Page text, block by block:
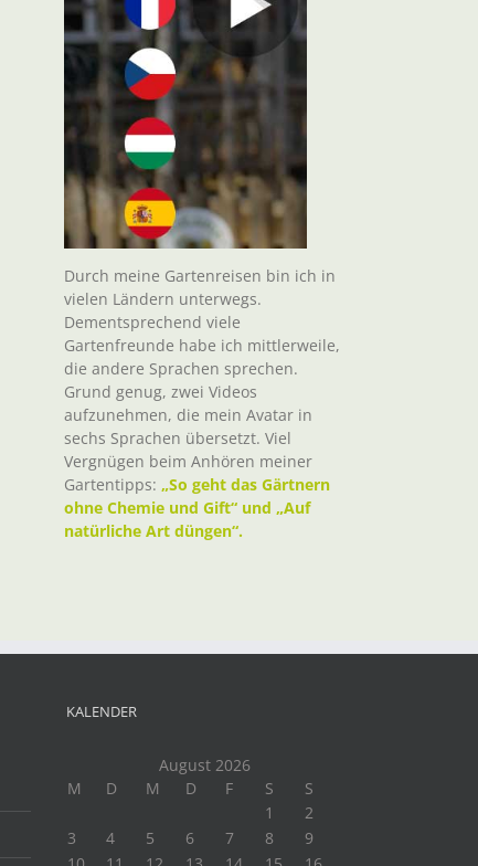
Durch meine Gartenreisen bin ich in
vielen Ländern unterwegs.
Dementsprechend viele
Gartenfreunde habe ich mittlerweile,
die andere Sprachen sprechen.
Grund genug, zwei Videos
aufzunehmen, die mein Avatar in
sechs Sprachen übersetzt. Viel
Vergnügen beim Anhören meiner
Gartentipps: „So geht das Gärtnern
ohne Chemie und Gift“ und „Auf
natürliche Art düngen“.
KALENDER
August 2026
M
D M D F S
S
1
2
3
4 5 6 7 8
9